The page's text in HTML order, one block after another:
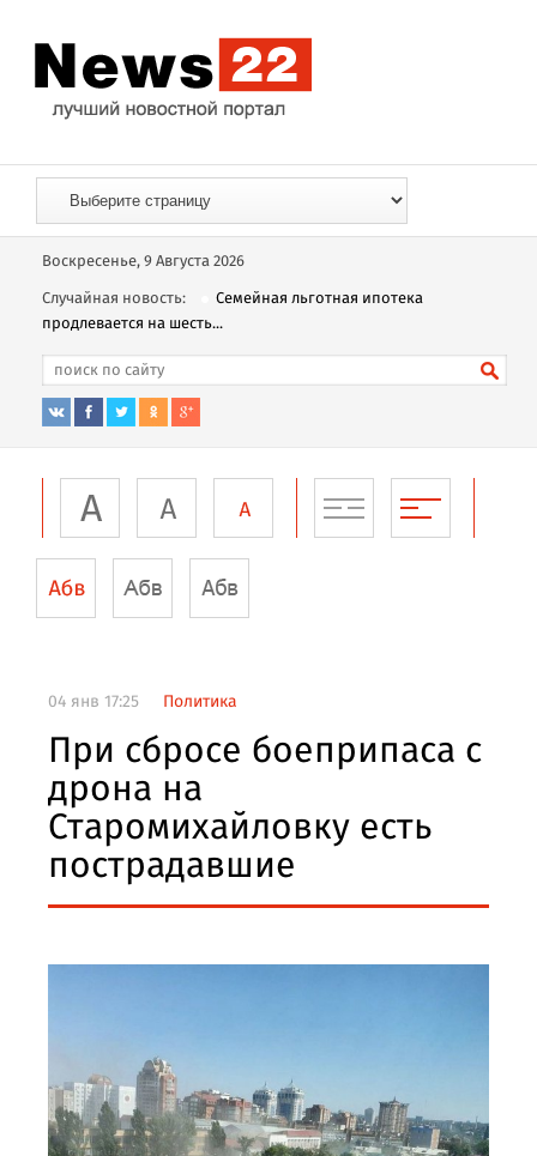
Воскресенье, 9 Августа 2026
Случайная новость:
Семейная льготная ипотека
продлевается на шесть...
04 янв 17:25 Политика
При сбросе боеприпаса с
дрона на
Старомихайловку есть
пострадавшие